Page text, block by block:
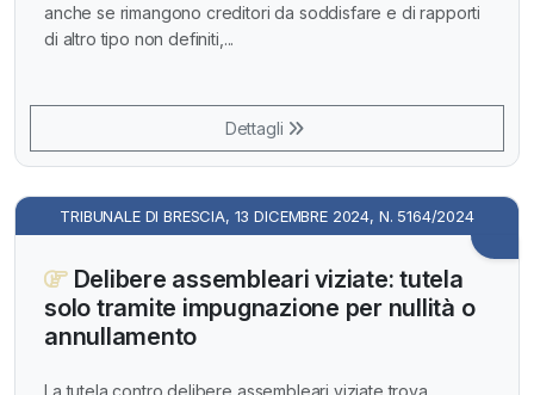
anche se rimangono creditori da soddisfare e di rapporti
di altro tipo non definiti,...
Dettagli
TRIBUNALE DI BRESCIA, 13 DICEMBRE 2024, N. 5164/2024
Delibere assembleari viziate: tutela
solo tramite impugnazione per nullità o
annullamento
La tutela contro delibere assembleari viziate trova